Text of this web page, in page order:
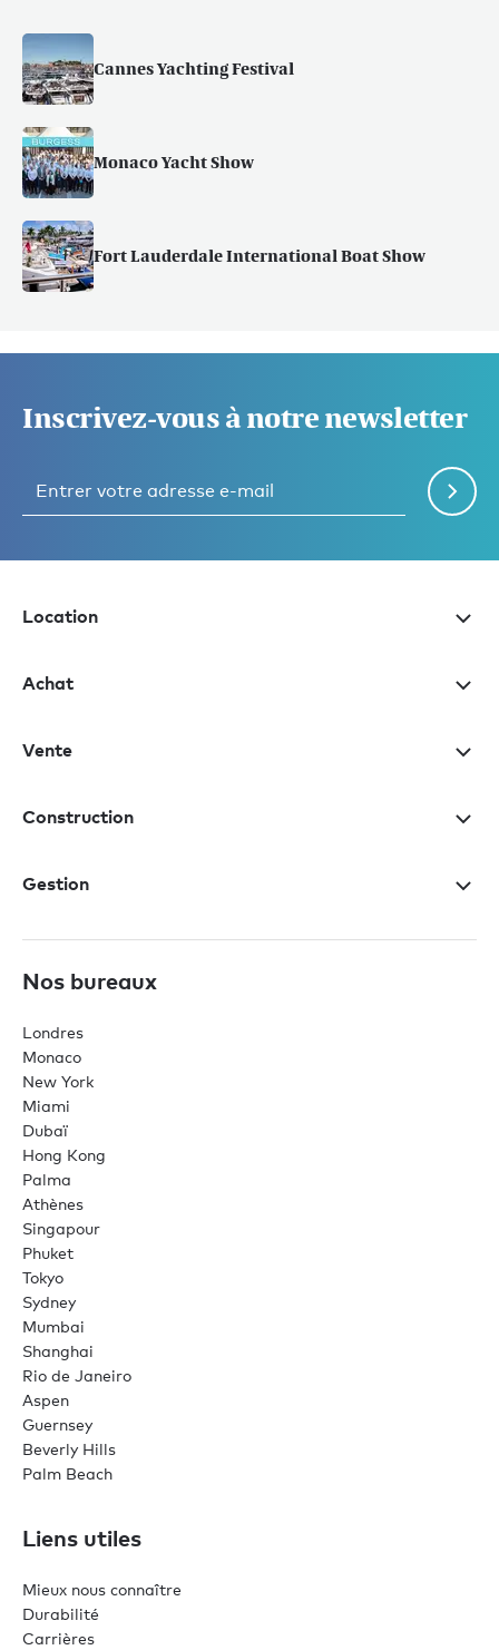
Cannes Yachting Festival
Monaco Yacht Show
Fort Lauderdale International Boat Show
Inscrivez-vous à notre newsletter
Location
Achat
Vente
Construction
Gestion
Nos bureaux
Londres
Monaco
New York
Miami
Dubaï
Hong Kong
Palma
Athènes
Singapour
Phuket
Tokyo
Sydney
Mumbai
Shanghai
Rio de Janeiro
Aspen
Guernsey
Beverly Hills
Palm Beach
Liens utiles
Mieux nous connaître
Durabilité
Carrières